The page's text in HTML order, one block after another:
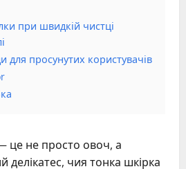
при швидкій чистці
для просунутих користувачів
це не просто овоч, а
делікатес, чия тонка шкірка